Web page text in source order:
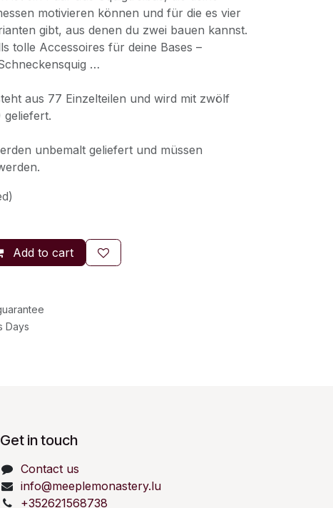
motivieren können und für die es vier
gibt, aus denen du zwei bauen kannst.
tolle Accessoires für deine Bases –
…
aus 77 Einzelteilen und wird mit zwölf
geliefert.
unbemalt geliefert und müssen
Add to cart
Days
Get in touch
Contact us
info@meeplemonastery.lu
+352621568738